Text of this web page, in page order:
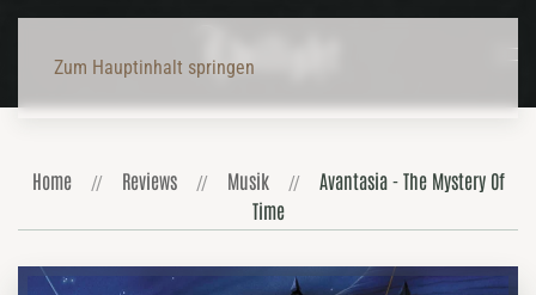
Zum Hauptinhalt springen
Home Reviews Musik
Avantasia - The Mystery Of
Time